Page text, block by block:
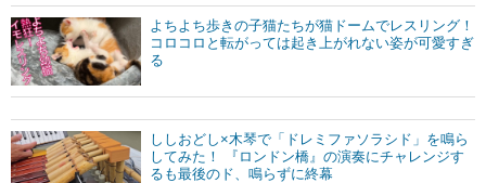
よちよち歩きの子猫たちが猫ドームでレスリング！
コロコロと転がっては起き上がれない姿が可愛すぎ
る
ししおどし×木琴で「ドレミファソラシド」を鳴ら
してみた！ 『ロンドン橋』の演奏にチャレンジす
るも最後のド、鳴らずに終幕